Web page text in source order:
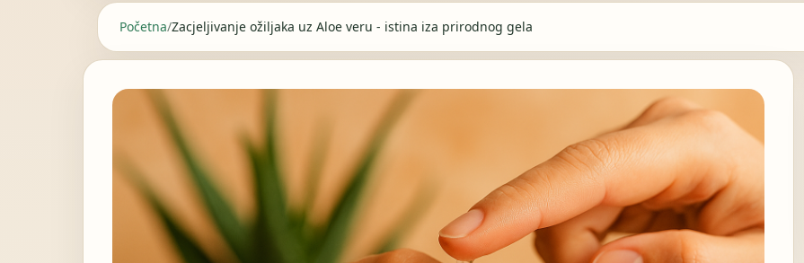
Početna/Zacjeljivanje ožiljaka uz Aloe veru - istina iza prirodnog gela